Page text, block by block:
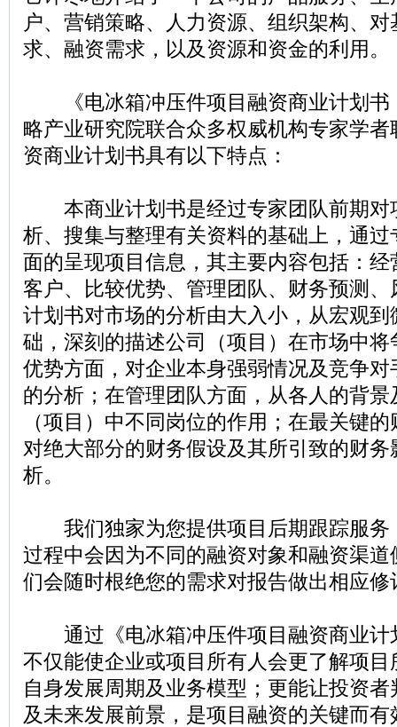
户、营销策略、人力资源、组织架构、
求、融资需求，以及资源和资金的利用。
《电冰箱冲压件项目融资商业计划书
略产业研究院联合众多权威机构专家学
资商业计划书具有以下特点：
本商业计划书是经过专家团队前期对
析、搜集与整理有关资料的基础上，通
面的呈现项目信息，其主要内容包括：
客户、比较优势、管理团队、财务预测
计划书对市场的分析由大入小，从宏观
础，深刻的描述公司（项目）在市场中
优势方面，对企业本身强弱情况及竞争
的分析；在管理团队方面，从各人的背
（项目）中不同岗位的作用；在最关键
对绝大部分的财务假设及其所引致的财
析。
我们独家为您提供项目后期跟踪服务
过程中会因为不同的融资对象和融资渠
们会随时根绝您的需求对报告做出相应修
通过《电冰箱冲压件项目融资商业计
不仅能使企业或项目所有人会更了解项
自身发展周期及业务模型；更能让投资
及未来发展前景，是项目融资的关键而有